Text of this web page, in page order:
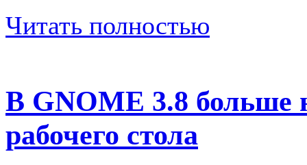
Читать полностью
В GNOME 3.8 больше
рабочего стола